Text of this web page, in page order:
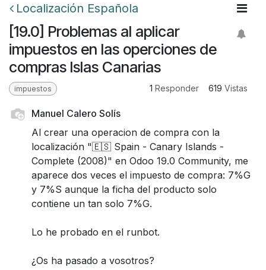
Localización Española
[19.0] Problemas al aplicar
impuestos en las operciones de
compras Islas Canarias
impuestos 1 Responder 619 Vistas
Manuel Calero Solís
Al crear una operacion de compra con la
localización "🇪🇸 Spain - Canary Islands -
Complete (2008)" en Odoo 19.0 Community, me
aparece dos veces el impuesto de compra: 7%G
y 7%S aunque la ficha del producto solo
contiene un tan solo 7%G.
Lo he probado en el runbot.
¿Os ha pasado a vosotros?